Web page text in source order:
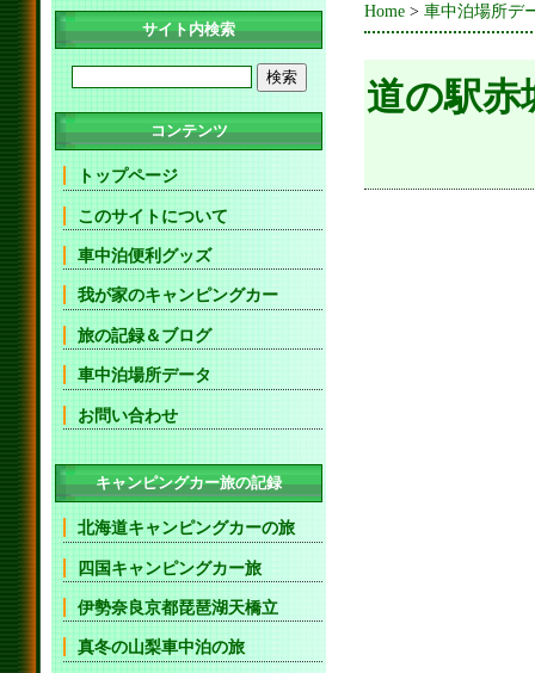
Home > 車中泊場所デ
道の駅赤
サイト内検索
コンテンツ
トップページ
このサイトについて
車中泊便利グッズ
我が家のキャンピングカー
旅の記録＆ブログ
車中泊場所データ
お問い合わせ
キャンピングカー旅の記録
北海道キャンピングカーの旅
四国キャンピングカー旅
伊勢奈良京都琵琶湖天橋立
真冬の山梨車中泊の旅